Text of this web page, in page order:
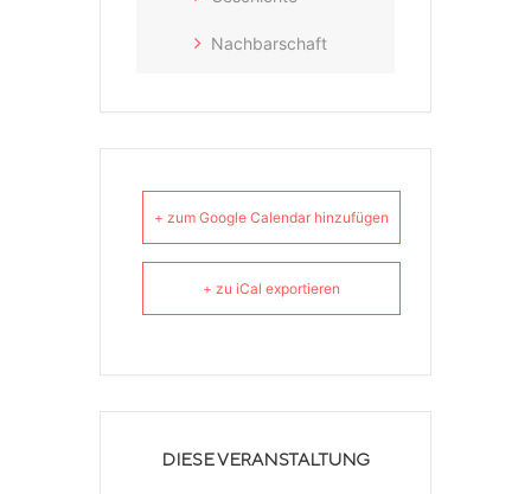
Nachbarschaft
+ zum Google Calendar hinzufügen
+ zu iCal exportieren
DIESE VERANSTALTUNG